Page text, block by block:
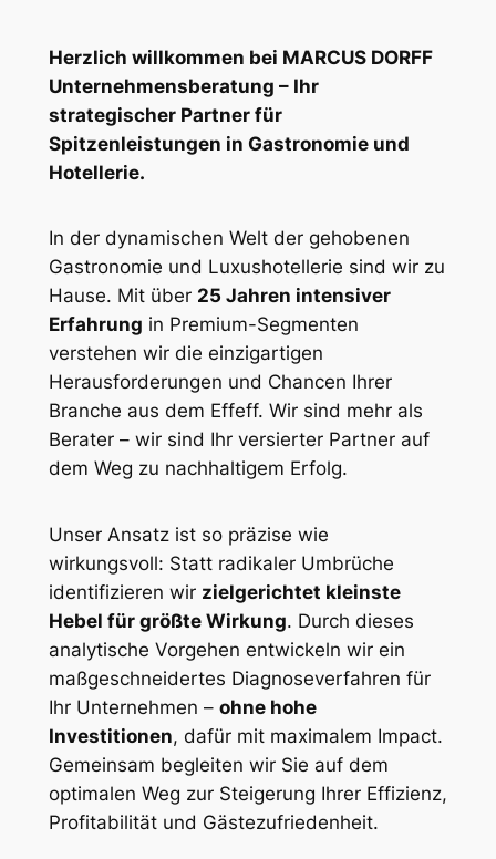
Herzlich willkommen bei MARCUS DORFF
Unternehmensberatung – Ihr
strategischer Partner für
Spitzenleistungen in Gastronomie und
Hotellerie.
In der dynamischen Welt der gehobenen
Gastronomie und Luxushotellerie sind wir zu
Hause. Mit über 25 Jahren intensiver
Erfahrung in Premium-Segmenten
verstehen wir die einzigartigen
Herausforderungen und Chancen Ihrer
Branche aus dem Effeff. Wir sind mehr als
Berater – wir sind Ihr versierter Partner auf
dem Weg zu nachhaltigem Erfolg.
Unser Ansatz ist so präzise wie
wirkungsvoll: Statt radikaler Umbrüche
identifizieren wir zielgerichtet kleinste
Hebel für größte Wirkung. Durch dieses
analytische Vorgehen entwickeln wir ein
maßgeschneidertes Diagnoseverfahren für
Ihr Unternehmen – ohne hohe
Investitionen, dafür mit maximalem Impact.
Gemeinsam begleiten wir Sie auf dem
optimalen Weg zur Steigerung Ihrer Effizienz,
Profitabilität und Gästezufriedenheit.